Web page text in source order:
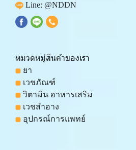
Line: @NDDN
หมวดหมู่สินค้าของเรา
ยา
เวชภัณฑ์
วิตามิน อาหารเสริม
เวชสำอาง
อุปกรณ์การแพทย์